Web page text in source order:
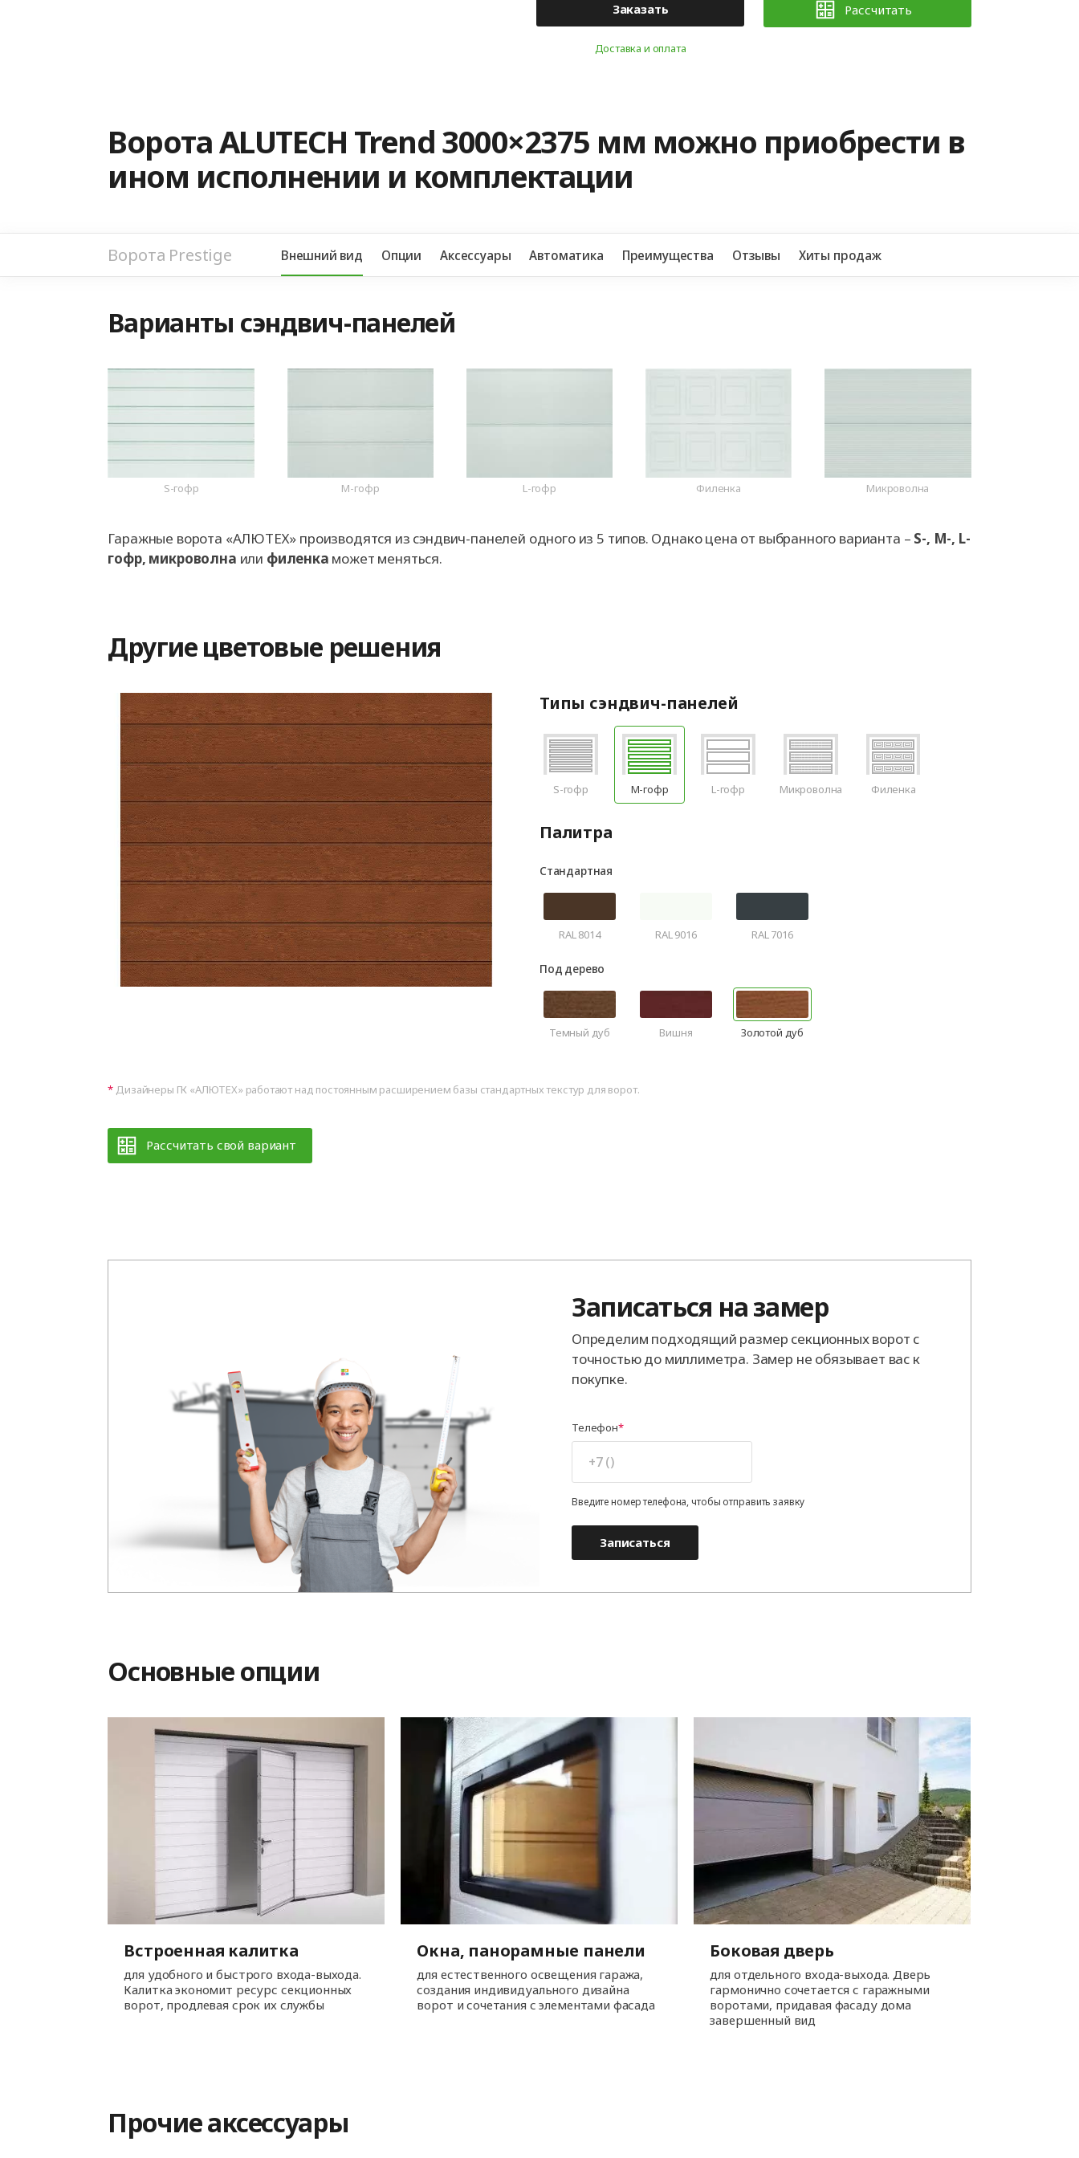
Заказать Рассчитать
Доставка и оплата
Ворота ALUTECH Trend 3000×2375 мм можно приобрести в
ином исполнении и комплектации
Ворота Prestige Внешний вид Опции Аксессуары Автоматика Преимущества Отзывы Хиты продаж
Варианты сэндвич-панелей
S-гофр M-гофр L-гофр Филенка Микроволна
Гаражные ворота «АЛЮТЕХ» производятся из сэндвич-панелей одного из 5 типов. Однако цена от выбранного варианта – S-, M-, L-
гофр, микроволна или филенка может меняться.
Другие цветовые решения
Типы сэндвич-панелей
S-гофр M-гофр L-гофр Микроволна Филенка
Палитра
Стандартная
RAL 8014 RAL 9016 RAL 7016
Под дерево
Темный дуб Вишня Золотой дуб
Дизайнеры ГК «АЛЮТЕХ» работают над постоянным расширением базы стандартных текстур для ворот.
Рассчитать свой вариант
Записаться на замер
Определим подходящий размер секционных ворот с
точностью до миллиметра. Замер не обязывает вас к
покупке.
Телефон
Введите номер телефона, чтобы отправить заявку
Записаться
Основные опции
Встроенная калитка
для удобного и быстрого входа-выхода.
Калитка экономит ресурс секционных
ворот, продлевая срок их службы
Окна, панорамные панели
для естественного освещения гаража,
создания индивидуального дизайна
ворот и сочетания с элементами фасада
Боковая дверь
для отдельного входа-выхода. Дверь
гармонично сочетается с гаражными
воротами, придавая фасаду дома
завершенный вид
Прочие аксессуары